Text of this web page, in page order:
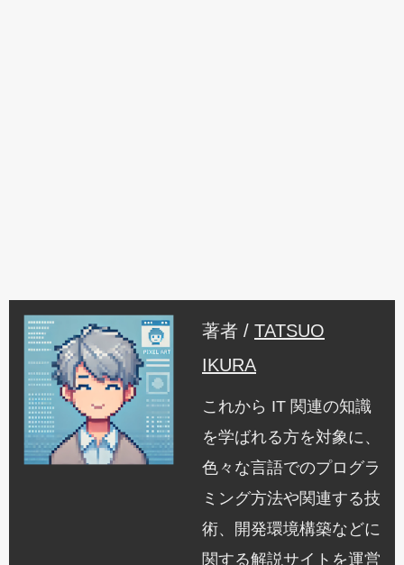
著者 / TATSUO
IKURA
これから IT 関連の知識
を学ばれる方を対象に、
色々な言語でのプログラ
ミング方法や関連する技
術、開発環境構築などに
関する解説サイトを運営